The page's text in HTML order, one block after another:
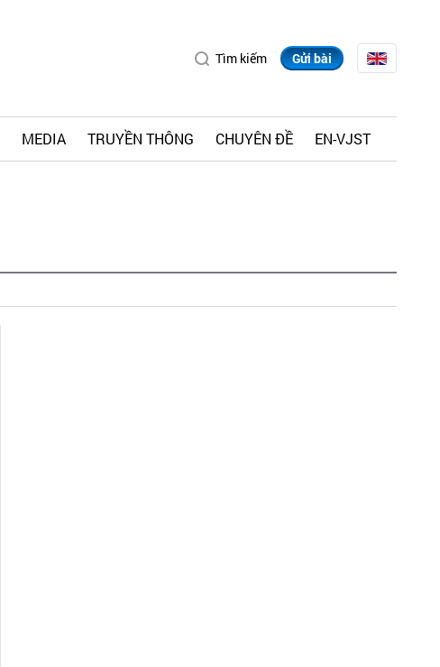
Tìm kiếm Gửi bài
MEDIA TRUYỀN THÔNG CHUYÊN ĐỀ EN-VJST